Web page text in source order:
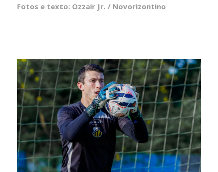
Fotos e texto: Ozzair Jr. / Novorizontino